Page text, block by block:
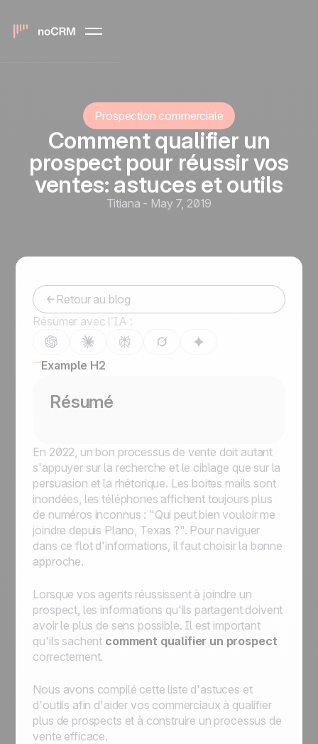
Prospection commerciale
Comment qualifier un
prospect pour réussir vos
ventes: astuces et outils
Titiana - May 7, 2019
Retour au blog
Résumer avec l’IA :
Example H2
Résumé
En 2022, un bon processus de vente doit autant
s'appuyer sur la recherche et le ciblage que sur la
persuasion et la rhétorique. Les boites mails sont
inondées, les téléphones affichent toujours plus
de numéros inconnus : "Qui peut bien vouloir me
joindre depuis Plano, Texas ?". Pour naviguer
dans ce flot d'informations, il faut choisir la bonne
approche.
Lorsque vos agents réussissent à joindre un
prospect, les informations qu'ils partagent doivent
avoir le plus de sens possible. Il est important
qu'ils sachent comment qualifier un prospect
correctement.
Nous avons compilé cette liste d'astuces et
d'outils afin d'aider vos commerciaux à qualifier
plus de prospects et à construire un processus de
vente efficace.